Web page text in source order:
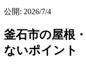
公開: 2026/7/4
釜石市の屋根
ないポイント